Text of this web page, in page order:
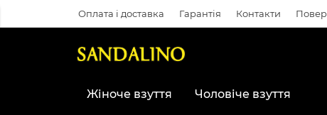
Оплата і доставка Гарантія Контакти
Жіноче взуття Чоловіче взуття